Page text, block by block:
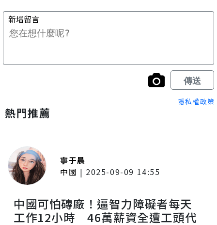
隱私權政策
熱門推薦
寧于晨
中國 | 2025-09-09 14:55
中國可怕磚廠！逼智力障礙者每天
工作12小時 46萬薪資全遭工頭代